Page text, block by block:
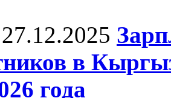
27.12.2025
в
года